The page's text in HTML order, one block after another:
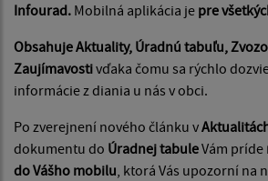
Infourad. Mobilná aplikácia je pre
Obsahuje Aktuality, Úradnú tabuľu,
Zaujímavostivďaka čomu sa rýchlo
informácie z diania u nás v obci.
Po zverejnení nového článku v
dokumentu do Úradnej tabuleVám príde
do Vášho mobilu, ktorá Vás upozorní na